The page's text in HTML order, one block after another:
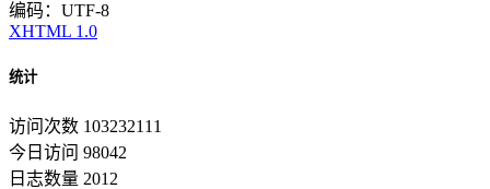
编码：UTF-8
XHTML 1.0
统计
访问次数 103232111
今日访问 98042
日志数量 2012